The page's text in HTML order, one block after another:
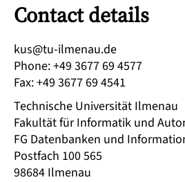
Contact details
ed.uanemli-ut@suk
Phone:+49 3677 69 4577
Fax:+49 3677 69 4541
Technische Universität Ilmenau
Fakultät für Informatik und
FG Datenbanken und
Postfach 100 565
98684 Ilmenau